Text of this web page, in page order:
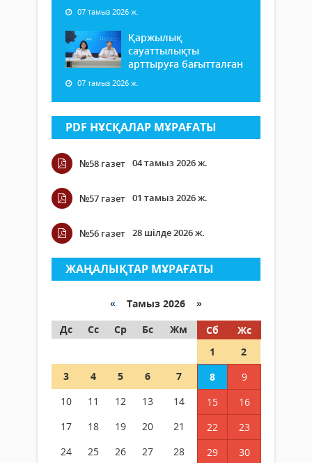
07 тамыз 2026 ж.
Қаржылық
сауаттылықты
арттыруға бағытталған
07 тамыз 2026 ж.
PDF НҰСҚАЛАР МҰРАҒАТЫ
№58 газет 04 тамыз 2026 ж.
№57 газет 01 тамыз 2026 ж.
№56 газет 28 шілде 2026 ж.
ЖАҢАЛЫҚТАР МҰРАҒАТЫ
« Тамыз 2026 »
Дс
Сс Ср Бс Жм Сб
Жс
1
2
3
4 5 6 7 8
9
10
11 12 13 14 15
16
17
18 19 20 21 22
23
24
25 26 27 28 29
30